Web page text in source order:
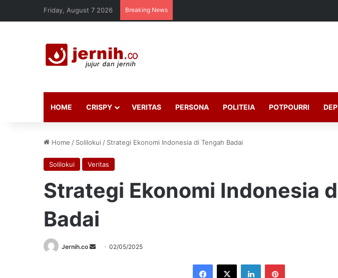
Friday, August 7 2026 Breaking News
HOME CRISPY VERITAS PERSONA POLITEIA POTPOURRI
Home / Solilokui / Strategi Ekonomi Indonesia di Tengah Badai
Solilokui Veritas
Strategi Ekonomi Indonesia
Badai
Jernih.co
Send02/05/2025
Facebook
X LinkedInPinterest